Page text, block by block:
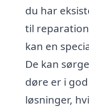
du har
til
kan en
De kan
døre er i
løsninger,